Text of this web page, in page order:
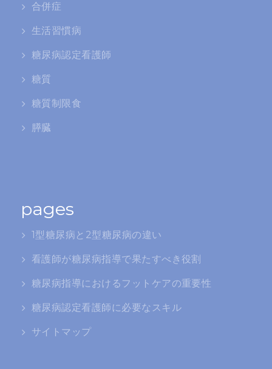
合併症
生活習慣病
糖尿病認定看護師
糖質
糖質制限食
膵臓
pages
1型糖尿病と2型糖尿病の違い
看護師が糖尿病指導で果たすべき役割
糖尿病指導におけるフットケアの重要性
糖尿病認定看護師に必要なスキル
サイトマップ